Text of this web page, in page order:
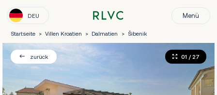
DEU Menü
Startseite > Villen Kroatien > Dalmatien > Šibenik
zurück 01 / 27